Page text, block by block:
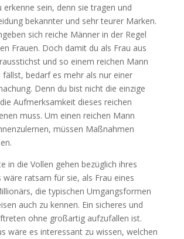
sein, denn sie tragen und
bekannter und sehr teurer Marken.
sich reiche Männer in der Regel
Frauen. Doch damit du als Frau aus
und so einem reichen Mann
fällst, bedarf es mehr als nur einer
Denn du bist nicht die einzige
Aufmerksamkeit dieses reichen
muss. Um einen reichen Mann
müssen Maßnahmen
in die Vollen gehen bezüglich ihres
wäre ratsam für sie, als Frau eines
die typischen Umgangsformen
auch zu kennen. Ein sicheres und
ohne großartig aufzufallen ist.
wäre es interessant zu wissen, welchen